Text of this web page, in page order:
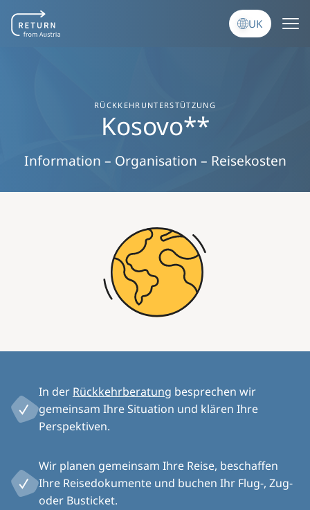
Перейти до основного вмісту UK
RÜCKKEHRUNTERSTÜTZUNG
Kosovo**
Information – Organisation – Reisekosten
In der Rückkehrberatung besprechen wir
gemeinsam Ihre Situation und klären Ihre
Perspektiven.
Wir planen gemeinsam Ihre Reise, beschaffen
Ihre Reisedokumente und buchen Ihr Flug-, Zug-
oder Busticket.